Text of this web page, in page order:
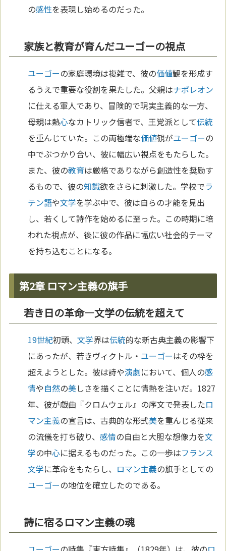
の感性を表現し始めるのだった。
家族と教育が育んだユーゴーの視点
ユーゴーの家庭環境は複雑で、彼の価値観を形成す
るうえで重要な役割を果たした。父親はナポレオン
に仕える軍人であり、冒険的で現実主義的な一方、
母親は熱心なカトリック信者で、王党派として伝統
を重んじていた。この両極端な価値観がユーゴーの
中でぶつかり合い、彼に幅広い視点をもたらした。
また、彼の教育は厳格でありながら創造性を奨励す
るもので、彼の知識欲をさらに刺激した。学校でラ
テン語や文学を学ぶ中で、彼は自らの才能を見出
し、若くして詩作を始めるに至った。この時期に培
われた視点が、後に彼の作品に幅広い社会的テーマ
を持ち込むことになる。
第2章 ロマン主義の旗手
若き日の革命—文学の伝統を超えて
19世紀初頭、文学界は伝統的な新古典主義の影響下
にあったが、若きヴィクトル・ ユーゴーはその枠を
超えようとした。彼は詩や演劇において、個人の感
情や自然の美しさを描くことに情熱を注いだ。1827
年、彼が戯曲『クロムウェル』の序文で発表したロ
マン主義の宣言は、古典的な形式美を重んじる従来
の流儀を打ち破り、感情の自由と大胆な想像力を文
学の中心に据えるものだった。この一歩はフランス
文学に革命をもたらし、 ロマン主義の旗手としての
ユーゴーの地位を確立したのである。
詩に宿るロマン主義の魂